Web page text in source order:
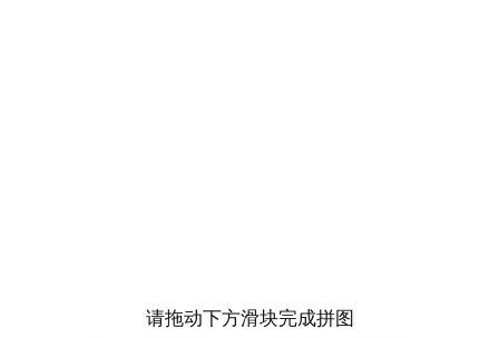
请拖动下方滑块完成拼图